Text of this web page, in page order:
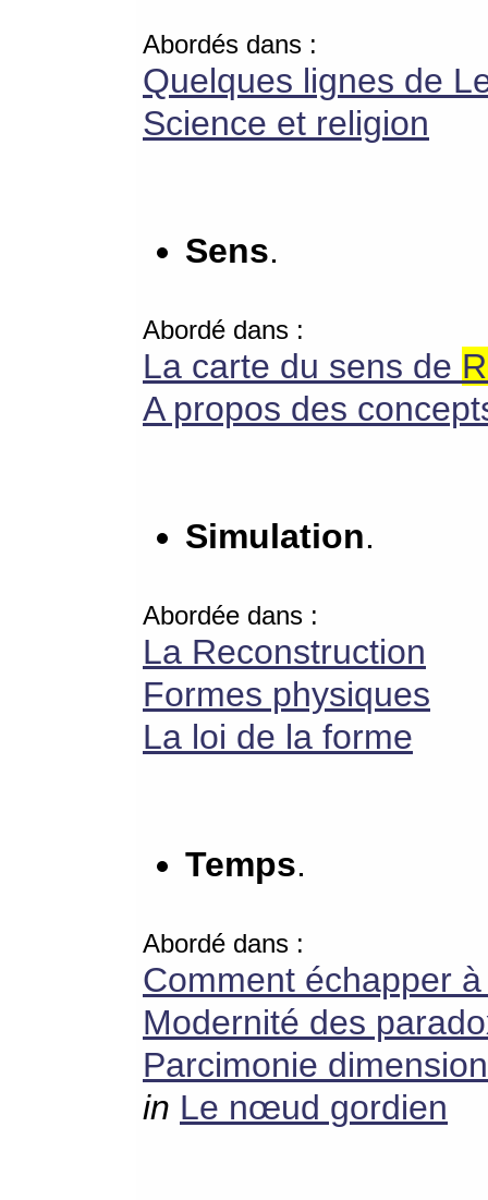
Abordés dans :
Quelques lignes de
Science et religion
Sens.
Abordé dans :
La carte du sens de
A propos des
Simulation.
Abordée dans :
La Reconstruction
Formes physiques
La loi de la forme
Temps.
Abordé dans :
Comment échapper
Modernité des
Parcimonie
in Le nœud gordien